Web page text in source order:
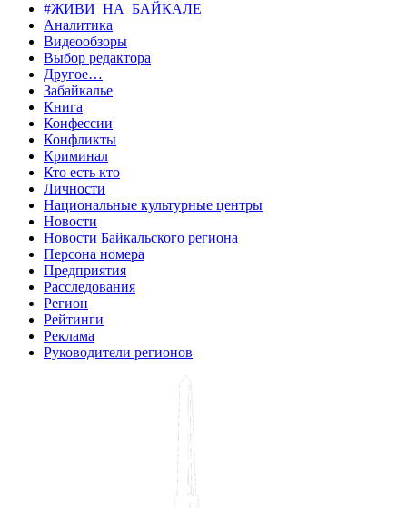
#ЖИВИ_НА_БАЙКАЛЕ
Аналитика
Видеообзоры
Выбор редактора
Другое…
Забайкалье
Книга
Конфессии
Конфликты
Криминал
Кто есть кто
Личности
Национальные культурные центры
Новости
Новости Байкальского региона
Персона номера
Предприятия
Расследования
Регион
Рейтинги
Реклама
Руководители регионов